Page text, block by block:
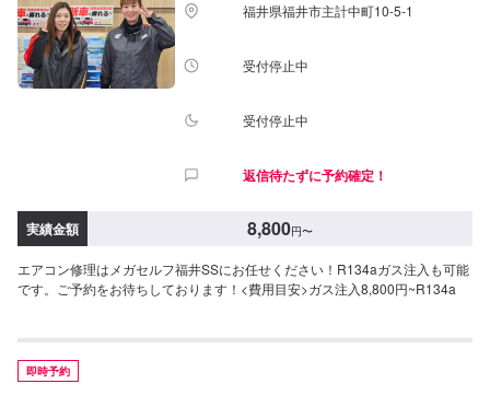
福井県福井市主計中町10-5-1
受付停止中
受付停止中
返信待たずに予約確定！
実績金額 8,800円〜
エアコン修理はメガセルフ福井SSにお任せください！R134aガス注入も可能
です。ご予約をお待ちしております！<費用目安>ガス注入8,800円~R134a
即時予約